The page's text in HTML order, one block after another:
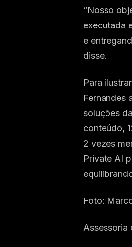
“Nosso
executada
e
disse.
Para
Fernandes
soluções
conteúdo,
2 vezes
Private AI
Foto:
Assessoria